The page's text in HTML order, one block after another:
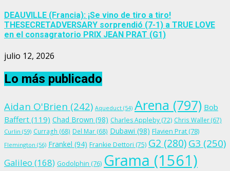
DEAUVILLE (Francia): ¡Se vino de tiro a tiro!
THESECRETADVERSARY sorprendió (7-1) a TRUE LOVE
en el consagratorio PRIX JEAN PRAT (G1)
julio 12, 2026
Lo más publicado
Aidan O'Brien (242) Aqueduct (54) Arena (797) Bob
Baffert (119) Chad Brown (98) Charles Appleby (72) Chris Waller(67)
Curlin (59) Curragh (68) Del Mar (68) Dubawi (98) Flavien Prat (78)
Flemington (56) Frankel (94) Frankie Dettori (75) G2 (280)G3 (250)
Galileo (168) Godolphin (76) Grama (1561)